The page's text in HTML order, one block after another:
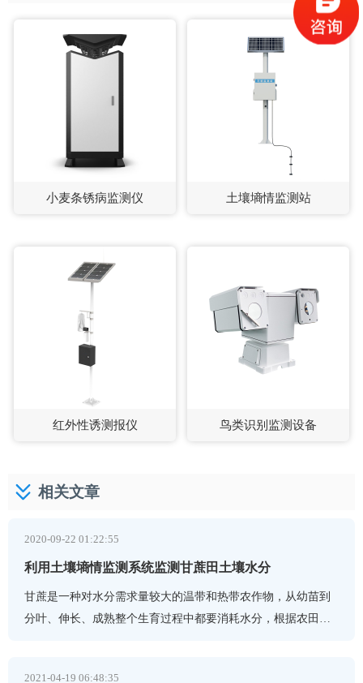
小麦条锈病监测仪 土壤墒情监测站
红外性诱测报仪 鸟类识别监测设备
相关文章
2020-09-22 01:22:55
利用土壤墒情监测系统监测甘蔗田土壤水分
甘蔗是一种对水分需求量较大的温带和热带农作物，从幼苗到
分叶、伸长、成熟整个生育过程中都要消耗水分，根据农田土
2021-04-19 06:48:35